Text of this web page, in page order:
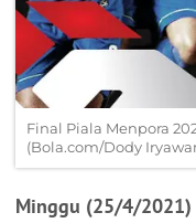
Final Piala Menpora
(Bola.com/Dody
Minggu (25/4/2021)